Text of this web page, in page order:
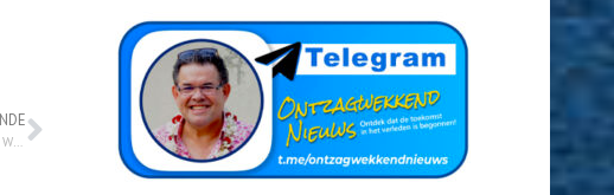
The MARK OF THE BEAST Technology Is Here Folks!!! – 11 augustus 2022 – Watchman on the wall